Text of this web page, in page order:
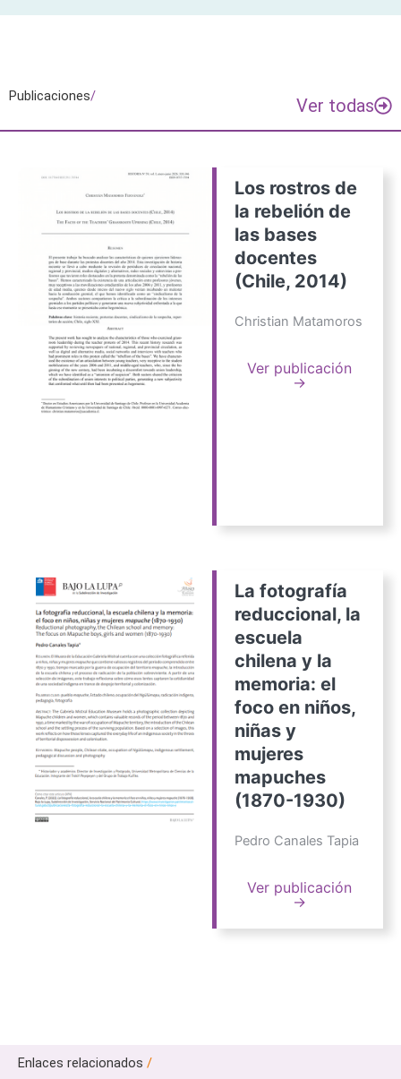
Publicaciones/ Ver todas
Los rostros de
la rebelión de
las bases
docentes
(Chile, 2014)
Christian Matamoros
Ver publicación
→
La fotografía
reduccional, la
escuela
chilena y la
memoria: el
foco en niños,
niñas y
mujeres
mapuches
(1870-1930)
Pedro Canales Tapia
Ver publicación
→
Enlaces relacionados /